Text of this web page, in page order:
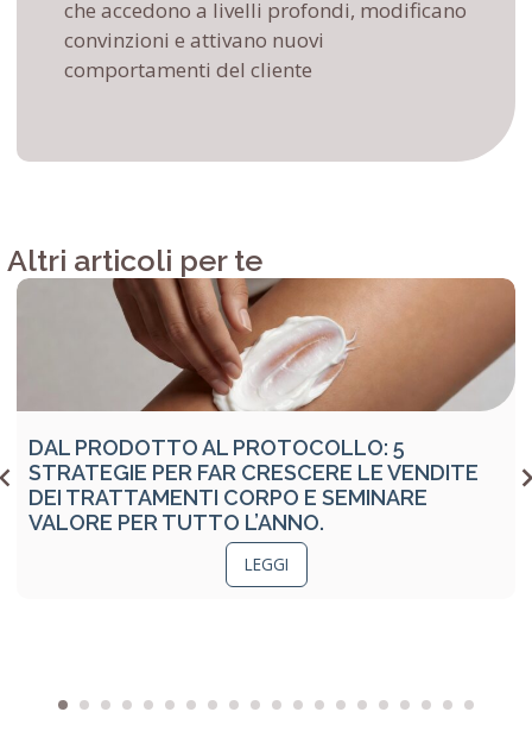
che accedono a livelli profondi, modificano
convinzioni e attivano nuovi
comportamenti del cliente
Altri articoli per te
DAL PRODOTTO AL PROTOCOLLO: 5
STRATEGIE PER FAR CRESCERE LE VENDITE
DEI TRATTAMENTI CORPO E SEMINARE
VALORE PER TUTTO L’ANNO.
LEGGI